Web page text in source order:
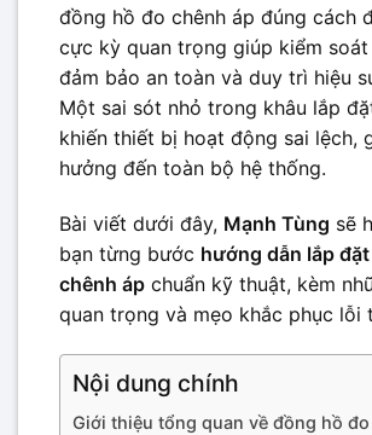
đồng hồ đo chênh áp đúng cách
cực kỳ quan trọng giúp kiểm soát
đảm bảo an toàn và duy trì hiệu
Một sai sót nhỏ trong khâu lắp
khiến thiết bị hoạt động sai lệch,
hưởng đến toàn bộ hệ thống.
Bài viết dưới đây, Mạnh Tùng sẽ
bạn từng bước hướng dẫn lắp
chênh áp chuẩn kỹ thuật, kèm
quan trọng và mẹo khắc phục lỗi
Nội dung chính
Giới thiệu tổng quan về đồng hồ